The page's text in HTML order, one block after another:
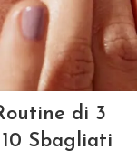
di 3
Sbagliati